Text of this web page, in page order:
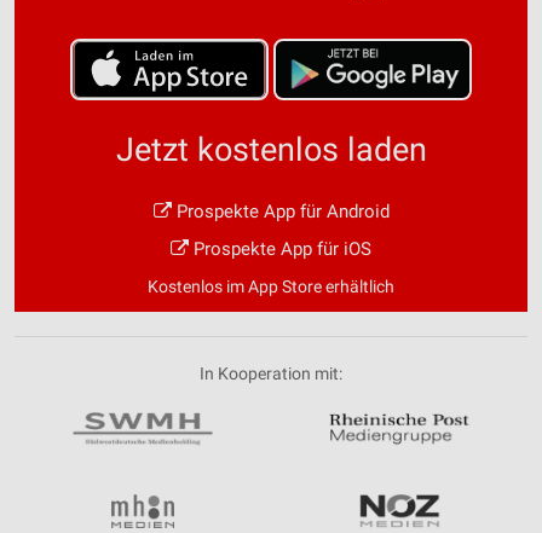
Jetzt kostenlos laden
Prospekte App für Android
Prospekte App für iOS
Kostenlos im App Store erhältlich
In Kooperation mit: